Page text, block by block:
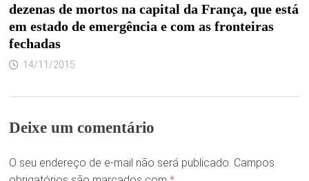
dezenas de mortos na capital da França, que está
em estado de emergência e com as fronteiras
fechadas
14/11/2015
Deixe um comentário
O seu endereço de e-mail não será publicado. Campos